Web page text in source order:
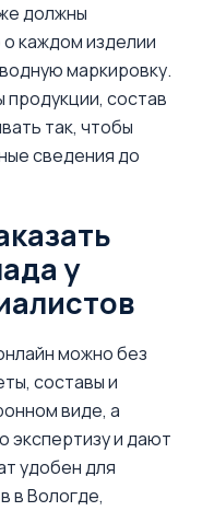
должны
каждом изделии
маркировку.
продукции, состав
так, чтобы
сведения до
у
можно без
составы и
виде, а
экспертизу и дают
удобен для
в Вологде,